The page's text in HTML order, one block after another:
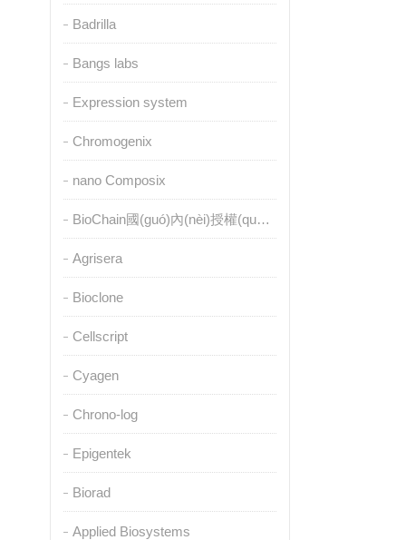
Badrilla
Bangs labs
Expression system
Chromogenix
nano Composix
BioChain國(guó)內(nèi)授權(quán)代理
Agrisera
Bioclone
Cellscript
Cyagen
Chrono-log
Epigentek
Biorad
Applied Biosystems